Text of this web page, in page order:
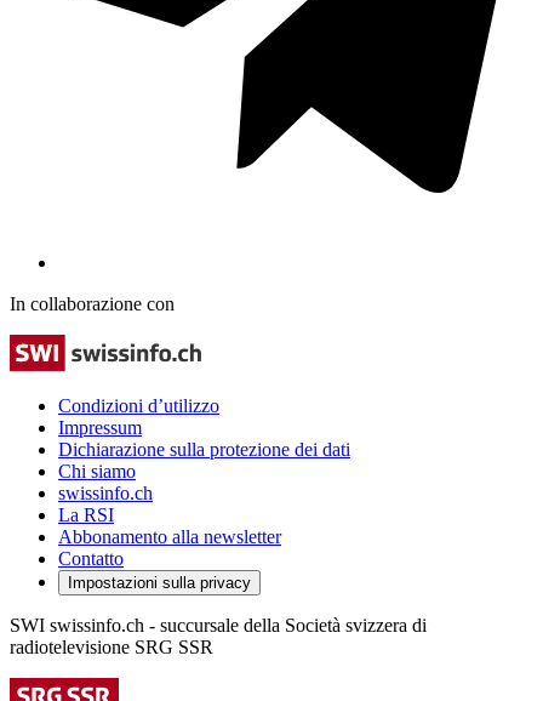
In collaborazione con
Condizioni d’utilizzo
Impressum
Dichiarazione sulla protezione dei dati
Chi siamo
swissinfo.ch
La RSI
Abbonamento alla newsletter
Contatto
Impostazioni sulla privacy
SWI swissinfo.ch - succursale della Società svizzera di
radiotelevisione SRG SSR